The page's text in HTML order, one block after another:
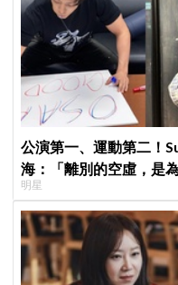
公演第一、運動第二！
海：「離別的空虛，是
見」
明星